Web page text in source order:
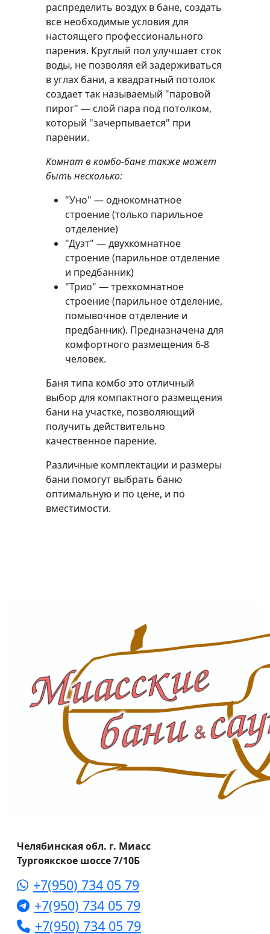
распределить воздух в бане, создать
все необходимые условия для
настоящего профессионального
парения. Круглый пол улучшает сток
воды, не позволяя ей задерживаться
в углах бани, а квадратный потолок
создает так называемый "паровой
пирог" — слой пара под потолком,
который "зачерпывается" при
парении.
Комнат в комбо-бане также может
быть несколько:
"Уно" — однокомнатное
строение (только парильное
отделение)
"Дуэт" — двухкомнатное
строение (парильное отделение
и предбанник)
"Трио" — трехкомнатное
строение (парильное отделение,
помывочное отделение и
предбанник). Предназначена для
комфортного размещения 6-8
человек.
Баня типа комбо это отличный
выбор для компактного размещения
бани на участке, позволяющий
получить действительно
качественное парение.
Различные комплектации и размеры
бани помогут выбрать баню
оптимальную и по цене, и по
вместимости.
Челябинская обл. г. Миасс
Тургоякское шоссе 7/10Б
+7(950) 734 05 79
+7(950) 734 05 79
+7(950) 734 05 79